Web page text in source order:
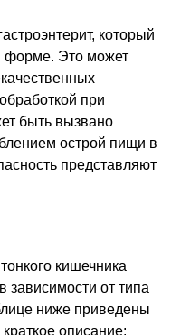
который
форме. Это может
при
быть вызвано
острой пищи в
представляют
кишечника
зависимости от типа
ниже приведены
описание: